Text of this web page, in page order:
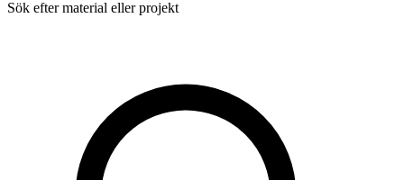
Sök efter material eller projekt